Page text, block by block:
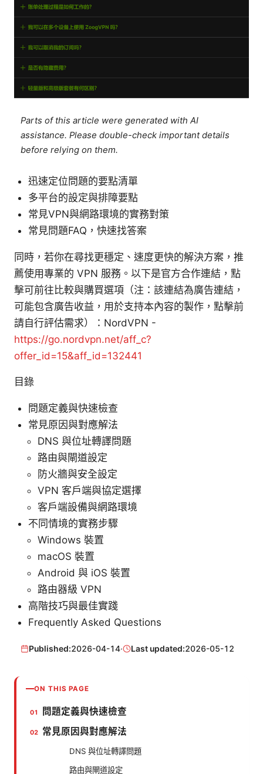
Parts of this article were generated with AI
assistance. Please double-check important details
before relying on them.
迅速定位問題的要點清單
多平台的設定與排障要點
常見VPN與網路環境的實務對策
常見問題FAQ，快速找答案
同時，若你在尋找更穩定、速度更快的解決方案，推
薦使用專業的 VPN 服務。以下是官方合作連結，點
擊可前往比較與購買選項（注：該連結為廣告連結，
可能包含廣告收益，用於支持本內容的製作，點擊前
請自行評估需求）：NordVPN -
https://go.nordvpn.net/aff_c?
offer_id=15&aff_id=132441
目錄
問題定義與快速檢查
常見原因與對應解法
DNS 與位址轉譯問題
路由與閘道設定
防火牆與安全設定
VPN 客戶端與協定選擇
客戶端設備與網路環境
不同情境的實務步驟
Windows 裝置
macOS 裝置
Android 與 iOS 裝置
路由器級 VPN
高階技巧與最佳實踐
Frequently Asked Questions
Published:2026-04-14· Last updated:2026-05-12
ON THIS PAGE
問題定義與快速檢查
常見原因與對應解法
DNS 與位址轉譯問題
路由與閘道設定